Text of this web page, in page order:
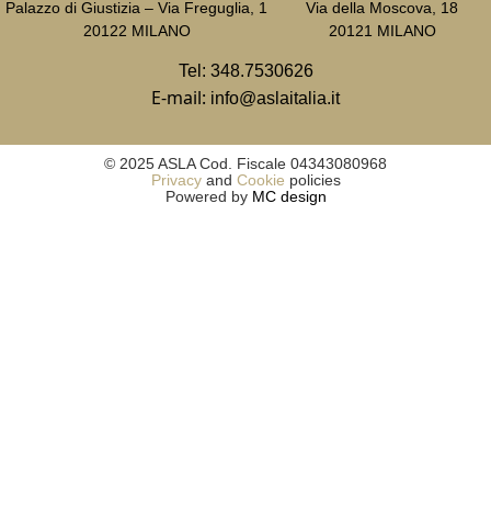
Palazzo di Giustizia – Via Freguglia, 1
20122 MILANO
Via della Moscova, 18
20121 MILANO
Tel: 348.7530626
E-mail: info@aslaitalia.it
© 2025 ASLA Cod. Fiscale 04343080968
Privacyand Cookie policies
Powered by MC design